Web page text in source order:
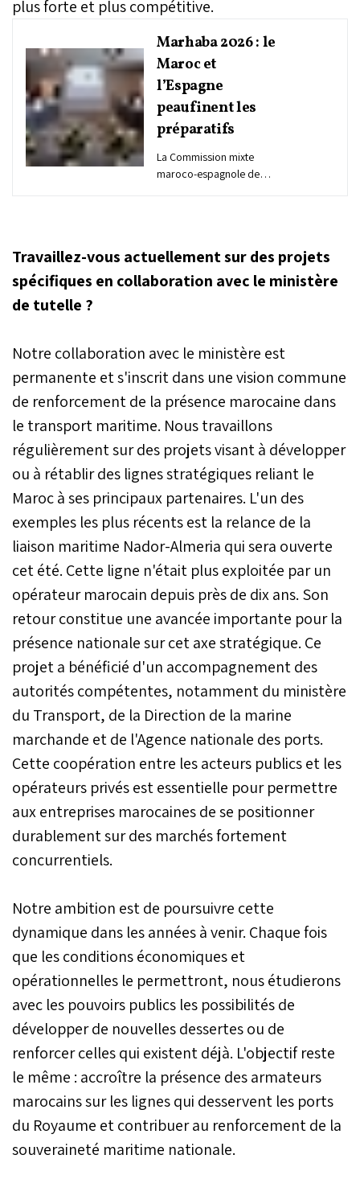
plus forte et plus compétitive.
Marhaba 2026 : le
Maroc et
l’Espagne
peaufinent les
préparatifs
La Commission mixte
maroco-espagnole de
de la Migration et de la
surveillance des
Protection civile et des
urgences au ministère de
l’Intérieur.
Travaillez-vous actuellement sur des projets
spécifiques en collaboration avec le ministère
de tutelle ?
Notre collaboration avec le ministère est
permanente et s'inscrit dans une vision commune
de renforcement de la présence marocaine dans
le transport maritime. Nous travaillons
régulièrement sur des projets visant à développer
ou à rétablir des lignes stratégiques reliant le
Maroc à ses principaux partenaires. L'un des
exemples les plus récents est la relance de la
liaison maritime Nador-Almeria qui sera ouverte
cet été. Cette ligne n'était plus exploitée par un
opérateur marocain depuis près de dix ans. Son
retour constitue une avancée importante pour la
présence nationale sur cet axe stratégique. Ce
projet a bénéficié d'un accompagnement des
autorités compétentes, notamment du ministère
du Transport, de la Direction de la marine
marchande et de l'Agence nationale des ports.
Cette coopération entre les acteurs publics et les
opérateurs privés est essentielle pour permettre
aux entreprises marocaines de se positionner
durablement sur des marchés fortement
concurrentiels.
Notre ambition est de poursuivre cette
dynamique dans les années à venir. Chaque fois
que les conditions économiques et
opérationnelles le permettront, nous étudierons
avec les pouvoirs publics les possibilités de
développer de nouvelles dessertes ou de
renforcer celles qui existent déjà. L'objectif reste
le même : accroître la présence des armateurs
marocains sur les lignes qui desservent les ports
du Royaume et contribuer au renforcement de la
souveraineté maritime nationale.